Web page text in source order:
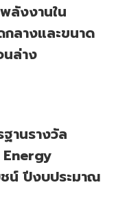
ลังงานใน
ลางและขนาด
ล่าง
านรางวัล
น์ ปีงบประมาณ